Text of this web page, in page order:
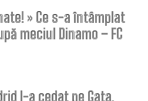
» Ce s-a întâmplat
meciul Dinamo – FC
l-a cedat pe Gata,